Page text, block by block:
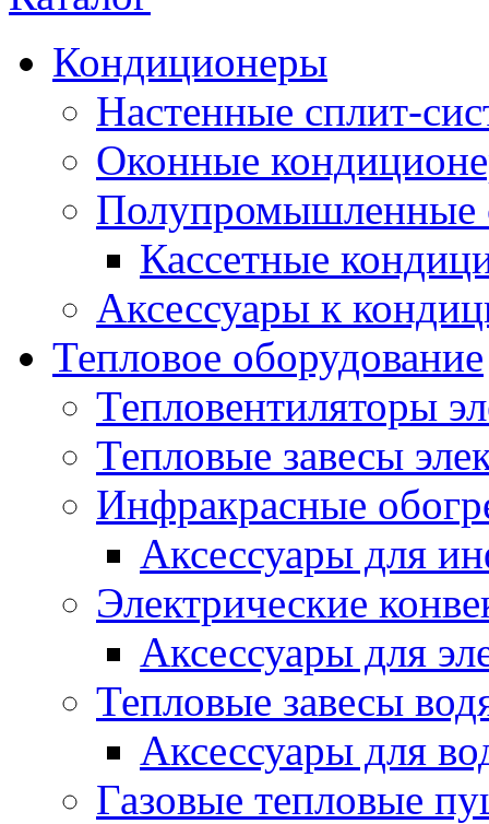
Кондиционеры
Настенные сплит-
Оконные
Полупромышленные
Кассетные
Аксессуары к
Тепловое оборудование
Тепловентиляторы
Тепловые завесы
Инфракрасные
Аксессуары для
Электрические
Аксессуары для
Тепловые завесы
Аксессуары для
Газовые тепловые